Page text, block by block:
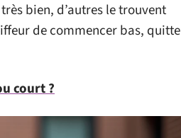
bien, d’autres le trouvent
de commencer bas, quitte
court ?